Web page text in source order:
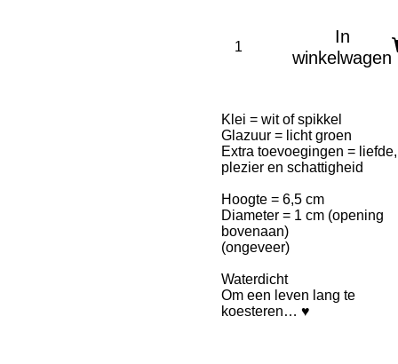
In
winkelwagen
Klei = wit of spikkel
Glazuur = licht groen
Extra toevoegingen = liefde,
plezier en schattigheid
Hoogte = 6,5 cm
Diameter = 1 cm (opening
bovenaan)
(ongeveer)
Waterdicht
Om een leven lang te
koesteren… ♥